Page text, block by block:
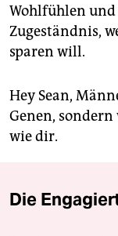
Wohlfühlen und
Zugeständnis,
sparen will.
Hey Sean,
Genen,
wie dir.
Die